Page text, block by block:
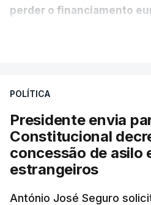
perder o financiamento
sistema mais simples, mais
"Sempre que seja possível
eliminar sobreposições e
chegam a quem mais
um passo na direção certa",
Presidente da República.
POLÍTICA
Presidente envia
Constitucional
concessão de asilo
estrangeiros
António José Seguro